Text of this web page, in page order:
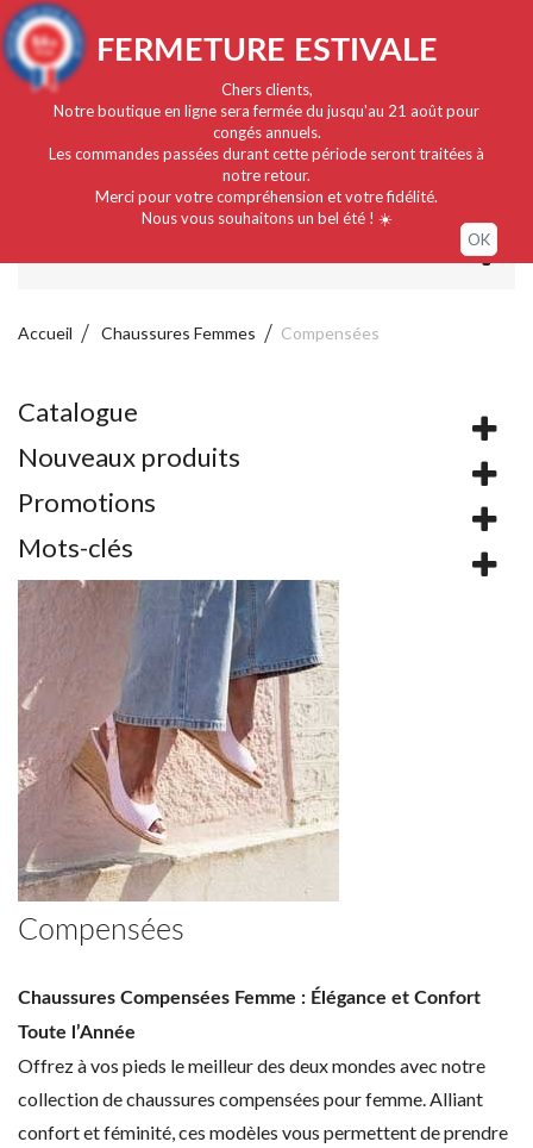
Français
FERMETURE ESTIVALE
Chers clients,
Notre boutique en ligne sera fermée du jusqu'au 21 août pour
congés annuels.
Les commandes passées durant cette période seront traitées à
notre retour.
Merci pour votre compréhension et votre fidélité.
Nous vous souhaitons un bel été ! ☀️
OK
Accueil Chaussures Femmes Compensées
Catalogue
Nouveaux produits
Promotions
Mots-clés
Compensées
Chaussures Compensées Femme : Élégance et Confort
Toute l’Année
Offrez à vos pieds le meilleur des deux mondes avec notre
collection de chaussures compensées pour femme. Alliant
confort et féminité, ces modèles vous permettent de prendre
9.4/10